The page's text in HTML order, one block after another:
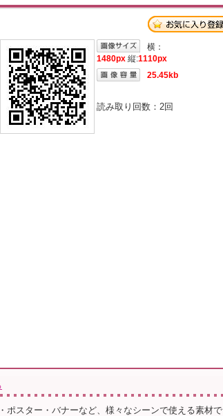
横：
1480px 縦:1110px
25.45kb
読み取り回数： 2回
ポスター・バナーなど、様々なシーンで使える素材で